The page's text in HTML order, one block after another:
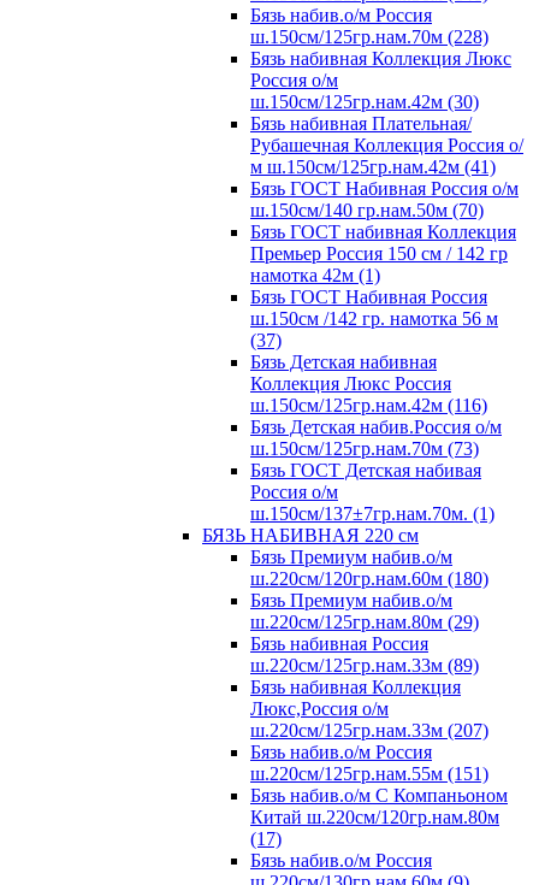
Бязь набив.о/м Россия
ш.150см/125гр.нам.70м (228)
Бязь набивная Коллекция Люкс
Россия о/м
ш.150см/125гр.нам.42м (30)
Бязь набивная Плательная/
Рубашечная Коллекция Россия о/
м ш.150см/125гр.нам.42м (41)
Бязь ГОСТ Набивная Россия о/м
ш.150см/140 гр.нам.50м (70)
Бязь ГОСТ набивная Коллекция
Премьер Россия 150 см / 142 гр
намотка 42м (1)
Бязь ГОСТ Набивная Россия
ш.150см /142 гр. намотка 56 м
(37)
Бязь Детская набивная
Коллекция Люкс Россия
ш.150см/125гр.нам.42м (116)
Бязь Детская набив.Россия о/м
ш.150см/125гр.нам.70м (73)
Бязь ГОСТ Детская набивая
Россия о/м
ш.150см/137±7гр.нам.70м. (1)
БЯЗЬ НАБИВНАЯ 220 см
Бязь Премиум набив.о/м
ш.220см/120гр.нам.60м (180)
Бязь Премиум набив.о/м
ш.220см/125гр.нам.80м (29)
Бязь набивная Россия
ш.220см/125гр.нам.33м (89)
Бязь набивная Коллекция
Люкс,Россия о/м
ш.220см/125гр.нам.33м (207)
Бязь набив.о/м Россия
ш.220см/125гр.нам.55м (151)
Бязь набив.о/м С Компаньоном
Китай ш.220см/120гр.нам.80м
(17)
Бязь набив.о/м Россия